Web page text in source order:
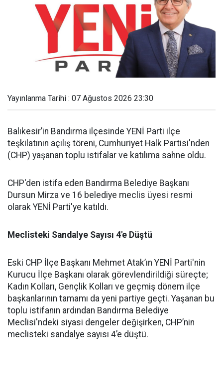
Yayınlanma Tarihi : 07 Ağustos 2026 23:30
Balıkesir’in Bandırma ilçesinde YENİ Parti ilçe
teşkilatının açılış töreni, Cumhuriyet Halk Partisi'nden
(CHP) yaşanan toplu istifalar ve katılıma sahne oldu.
CHP'den istifa eden Bandırma Belediye Başkanı
Dursun Mirza ve 16 belediye meclis üyesi resmi
olarak YENİ Parti'ye katıldı.
Meclisteki Sandalye Sayısı 4'e Düştü
Eski CHP İlçe Başkanı Mehmet Atak’ın YENİ Parti'nin
Kurucu İlçe Başkanı olarak görevlendirildiği süreçte;
Kadın Kolları, Gençlik Kolları ve geçmiş dönem ilçe
başkanlarının tamamı da yeni partiye geçti. Yaşanan bu
toplu istifanın ardından Bandırma Belediye
Meclisi'ndeki siyasi dengeler değişirken, CHP’nin
meclisteki sandalye sayısı 4’e düştü.